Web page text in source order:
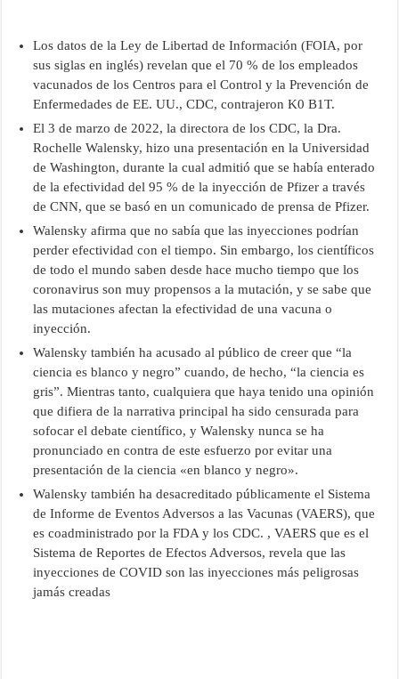
Los datos de la Ley de Libertad de Información (FOIA, por
sus siglas en inglés) revelan que el 70 % de los empleados
vacunados de los Centros para el Control y la Prevención de
Enfermedades de EE. UU., CDC, contrajeron K0 B1T.
El 3 de marzo de 2022, la directora de los CDC, la Dra.
Rochelle Walensky, hizo una presentación en la Universidad
de Washington, durante la cual admitió que se había enterado
de la efectividad del 95 % de la inyección de Pfizer a través
de CNN, que se basó en un comunicado de prensa de Pfizer.
Walensky afirma que no sabía que las inyecciones podrían
perder efectividad con el tiempo. Sin embargo, los científicos
de todo el mundo saben desde hace mucho tiempo que los
coronavirus son muy propensos a la mutación, y se sabe que
las mutaciones afectan la efectividad de una vacuna o
inyección.
Walensky también ha acusado al público de creer que “la
ciencia es blanco y negro” cuando, de hecho, “la ciencia es
gris”. Mientras tanto, cualquiera que haya tenido una opinión
que difiera de la narrativa principal ha sido censurada para
sofocar el debate científico, y Walensky nunca se ha
pronunciado en contra de este esfuerzo por evitar una
presentación de la ciencia «en blanco y negro».
Walensky también ha desacreditado públicamente el Sistema
de Informe de Eventos Adversos a las Vacunas (VAERS), que
es coadministrado por la FDA y los CDC. , VAERS que es el
Sistema de Reportes de Efectos Adversos, revela que las
inyecciones de COVID son las inyecciones más peligrosas
jamás creadas